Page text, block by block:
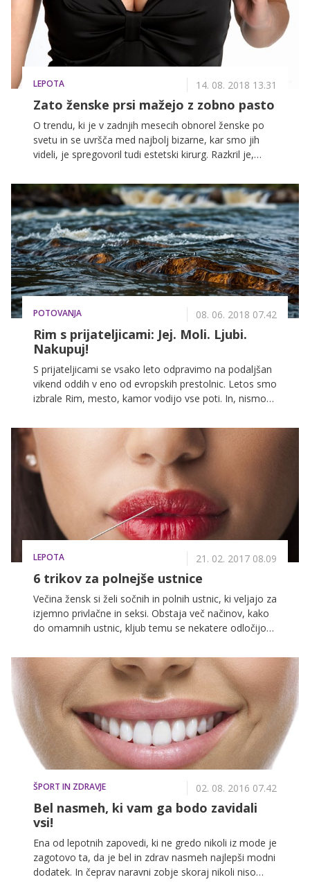
LEPOTA 14. 08. 2018 13.31
Zato ženske prsi mažejo z zobno pasto
O trendu, ki je v zadnjih mesecih obnorel ženske po
svetu in se uvršča med najbolj bizarne, kar smo jih
videli, je spregovoril tudi estetski kirurg. Razkril je,
verjeti vsemu, kar preberete na spletu!
POTOVANJA 08. 06. 2018 07.42
Rim s prijateljicami: Jej. Moli. Ljubi.
Nakupuj!
S prijateljicami se vsako leto odpravimo na podaljšan
vikend oddih v eno od evropskih prestolnic. Letos smo
izbrale Rim, mesto, kamor vodijo vse poti. In, nismo
LEPOTA 21. 02. 2017 08.09
6 trikov za polnejše ustnice
Večina žensk si želi sočnih in polnih ustnic, ki veljajo za
izjemno privlačne in seksi. Obstaja več načinov, kako
do omamnih ustnic, kljub temu se nekatere odločijo
nekaj triki dosežete podoben učinek.
ŠPORT IN ZDRAVJE 02. 08. 2016 07.42
Bel nasmeh, ki vam ga bodo zavidali
vsi!
Ena od lepotnih zapovedi, ki ne gredo nikoli iz mode je
zagotovo ta, da je bel in zdrav nasmeh najlepši modni
dodatek. In čeprav naravni zobje skoraj nikoli niso